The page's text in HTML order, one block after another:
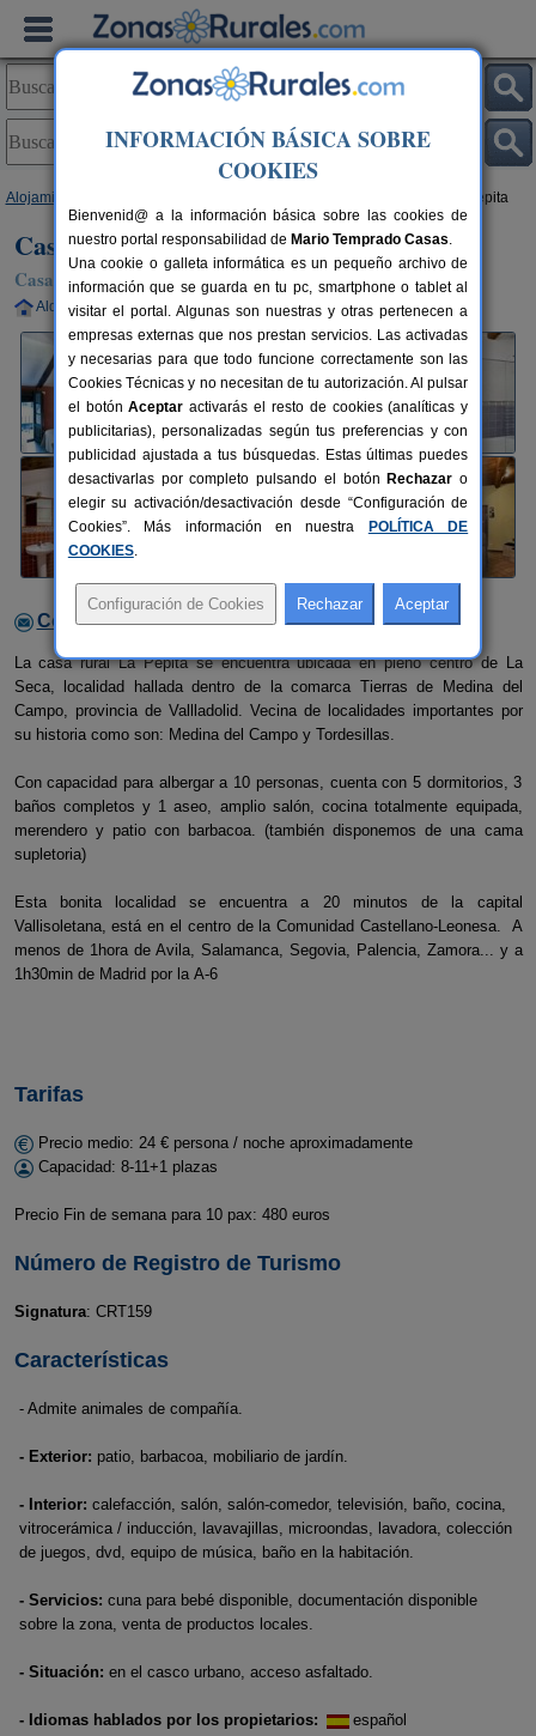
Alojamientos > Casa Rural La Pepita
Casa Rural La Pepita
Casa Rural en La Seca (Valladolid)
Alquiler completo 8-11+1 plazas 30 km de Valladolid
Contactar con el alojamiento
La casa rural La Pepita se encuentra ubicada en pleno centro de La
Seca, localidad hallada dentro de la comarca Tierras de Medina del
Campo, provincia de Vallladolid. Vecina de localidades importantes por
su historia como son: Medina del Campo y Tordesillas.
Con capacidad para albergar a 10 personas, cuenta con 5 dormitorios, 3
baños completos y 1 aseo, amplio salón, cocina totalmente equipada,
merendero y patio con barbacoa. (también disponemos de una cama
supletoria)
Esta bonita localidad se encuentra a 20 minutos de la capital
Vallisoletana, está en el centro de la Comunidad Castellano-Leonesa. A
menos de 1hora de Avila, Salamanca, Segovia, Palencia, Zamora... y a
1h30min de Madrid por la A-6
Tarifas
Precio medio: 24 € persona / noche aproximadamente
Capacidad: 8-11+1 plazas
Precio Fin de semana para 10 pax: 480 euros
Número de Registro de Turismo
Signatura: CRT159
Características
- Admite animales de compañía.
- Exterior: patio, barbacoa, mobiliario de jardín.
- Interior: calefacción, salón, salón-comedor, televisión, baño, cocina,
vitrocerámica / inducción, lavavajillas, microondas, lavadora, colección
de juegos, dvd, equipo de música, baño en la habitación.
- Servicios: cuna para bebé disponible, documentación disponible
sobre la zona, venta de productos locales.
- Situación: en el casco urbano, acceso asfaltado.
- Idiomas hablados por los propietarios: español
INFORMACIÓN BÁSICA SOBRE
COOKIES
Bienvenid@ a la información básica sobre las cookies de
nuestro portal responsabilidad de Mario Temprado Casas.
Una cookie o galleta informática es un pequeño archivo de
información que se guarda en tu pc, smartphone o tablet al
visitar el portal. Algunas son nuestras y otras pertenecen a
empresas externas que nos prestan servicios. Las activadas
y necesarias para que todo funcione correctamente son las
Cookies Técnicas y no necesitan de tu autorización. Al pulsar
el botónAceptar activarás el resto de cookies (analíticas y
publicitarias), personalizadas según tus preferencias y con
publicidad ajustada a tus búsquedas. Estas últimas puedes
desactivarlas por completo pulsando el botón Rechazar o
elegir su activación/desactivación desde “Configuración de
Cookies”. Más información en nuestra
POLÍTICA DE
COOKIES.